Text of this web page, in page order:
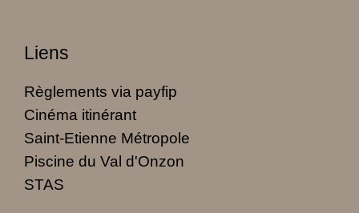
Liens
Règlements via payfip
Cinéma itinérant
Saint-Etienne Métropole
Piscine du Val d'Onzon
STAS